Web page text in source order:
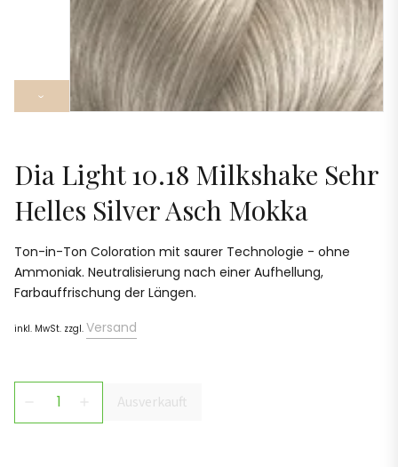
›
Dia Light 10.18 Milkshake Sehr
Helles Silver Asch Mokka
Ton-in-Ton Coloration mit saurer Technologie - ohne
Ammoniak. Neutralisierung nach einer Aufhellung,
Farbauffrischung der Längen.
inkl. MwSt. zzgl. Versand
Ausverkauft